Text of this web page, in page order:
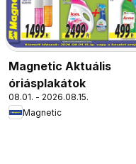
Magnetic Aktuális
óriásplakátok
08.01. - 2026.08.15.
Magnetic